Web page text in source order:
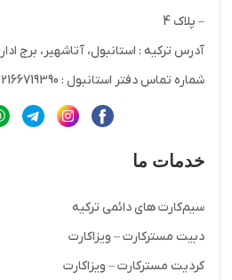
– پلاک 4
آدرس ترکیه : استانبول، آتاشهیر، برج
شماره تماس دفتر استانبول : 902166719390+
خدمات ما
سیم‌کارت های دائمی ترکیه
دبیت مسترکارت – ویزاکارت
کردیت مسترکارت – ویزاکارت